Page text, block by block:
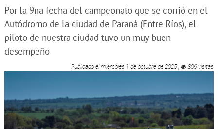
Por la 9na fecha del campeonato que se corrió en el
Autódromo de la ciudad de Paraná (Entre Ríos), el
piloto de nuestra ciudad tuvo un muy buen
desempeño
Publicado elmiércoles 1 de octubre de 2025| 806 visitas